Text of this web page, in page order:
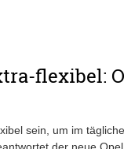
flexibel:
sein, um im